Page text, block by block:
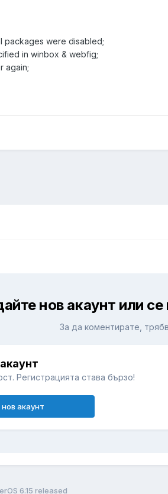
packages were disabled;
in winbox & webfig;
again;
нов акаунт или
За да коментирате,
Регистрацията става бързо!
акаунт
6.15 released